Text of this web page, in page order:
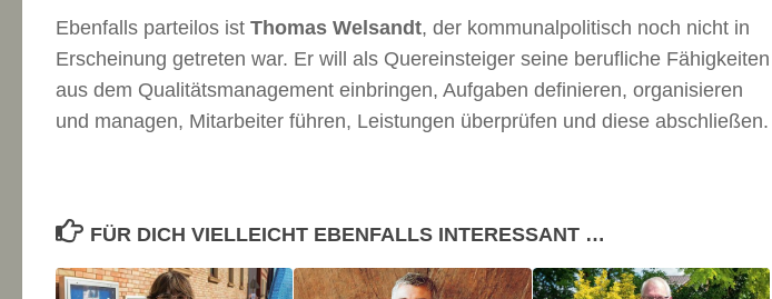
Ebenfalls parteilos ist Thomas Welsandt, der kommunalpolitisch noch nicht in
Erscheinung getreten war. Er will als Quereinsteiger seine berufliche Fähigkeiten
aus dem Qualitätsmanagement einbringen, Aufgaben definieren, organisieren
und managen, Mitarbeiter führen, Leistungen überprüfen und diese abschließen.
FÜR DICH VIELLEICHT EBENFALLS INTERESSANT …